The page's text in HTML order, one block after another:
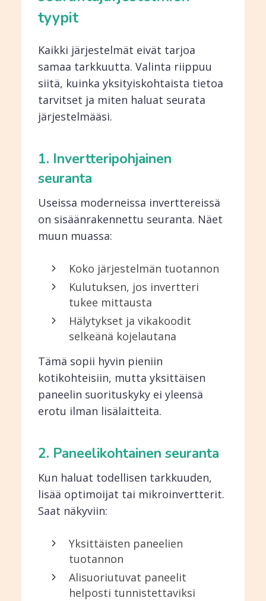
tyypit
Kaikki järjestelmät eivät tarjoa
samaa tarkkuutta. Valinta riippuu
siitä, kuinka yksityiskohtaista tietoa
tarvitset ja miten haluat seurata
järjestelmääsi.
1. Invertteripohjainen
seuranta
Useissa moderneissa inverttereissä
on sisäänrakennettu seuranta. Näet
muun muassa:
Koko järjestelmän tuotannon
Kulutuksen, jos invertteri
tukee mittausta
Hälytykset ja vikakoodit
selkeänä kojelautana
Tämä sopii hyvin pieniin
kotikohteisiin, mutta yksittäisen
paneelin suorituskyky ei yleensä
erotu ilman lisälaitteita.
2. Paneelikohtainen seuranta
Kun haluat todellisen tarkkuuden,
lisää optimoijat tai mikroinvertterit.
Saat näkyviin:
Yksittäisten paneelien
tuotannon
Alisuoriutuvat paneelit
helposti tunnistettaviksi